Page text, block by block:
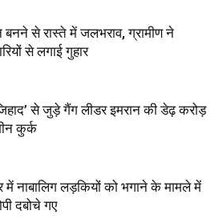
बनने से रास्ते में जलभराव, ग्रामीण ने
से लगाई गुहार
से जुड़े गैंग लीडर इमरान की डेढ़ करोड़
कुर्क
में नाबालिग लड़कियों को भगाने के मामले में
दबोचे गए